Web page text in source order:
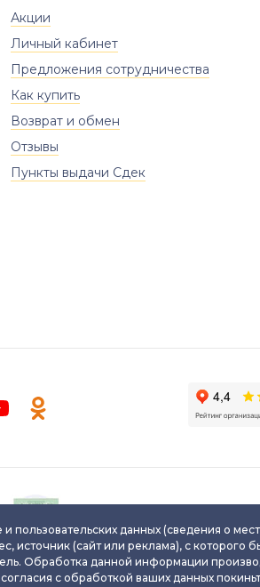
Акции
Личный кабинет
Предложения сотрудничества
Как купить
Возврат и обмен
Отзывы
Пункты выдачи Сдек
ювелирного изделия
пользовательских данных (сведения о
(сайт или реклама), с которого
Обработка данной информации
с обработкой ваших данных